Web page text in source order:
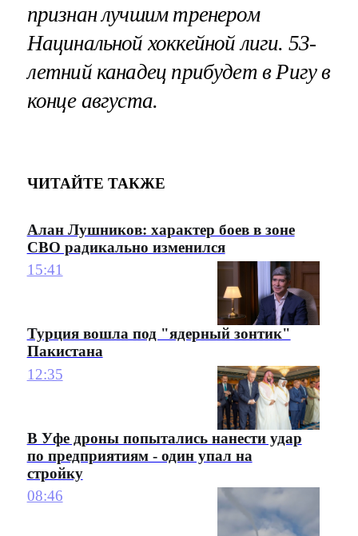
признан лучшим тренером
Нацинальной хоккейной лиги. 53-
летний канадец прибудет в Ригу в
конце августа.
ЧИТАЙТЕ ТАКЖЕ
Алан Лушников: характер боев в зоне
СВО радикально изменился
15:41
Турция вошла под "ядерный зонтик"
Пакистана
12:35
В Уфе дроны попытались нанести удар
по предприятиям - один упал на
стройку
08:46